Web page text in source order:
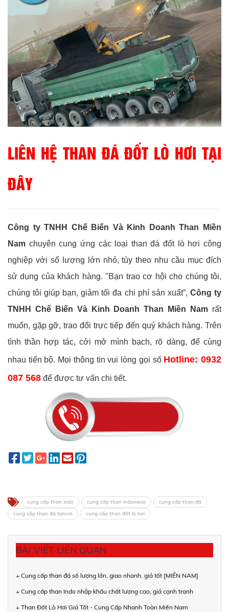
LIÊN HỆ THAN ĐÁ ĐỐT LÒ HƠI TẠI
ĐÂY
Công ty TNHH Chế Biến Và Kinh Doanh Than Miền
Nam chuyên cung ứng các loại than đá đốt lò hơi công
nghiệp với số lượng lớn nhỏ, tùy theo nhu cầu mục đích
sử dụng của khách hàng. "Bạn trao cơ hội cho chúng tôi,
chúng tôi giúp bạn, giảm tối đa chi phí sản xuất”, Công ty
TNHH Chế Biến Và Kinh Doanh Than Miền Nam rất
muốn, gặp gỡ, trao đổi trực tiếp đến quý khách hàng. Trên
tình thần hợp tác, cởi mở mình bạch, rõ dàng, để cùng
nhau tiến bộ. Mọi thông tin vui lòng gọi số Hotline: 0932
087 568 để được tư vấn chi tiết.
cung cấp than indo cung cấp than indonesia
cung cấp than đá
cung cấp than đá tphcm
cung cấp than đốt lò hơi
BÀI VIẾT LIÊN QUAN
+ Cung cấp than đá số lượng lớn, giao nhanh, giá tốt [MIỀN NAM]
+ Cung cấp than Indo nhập khẩu chất lượng cao, giá cạnh tranh
+ Than Đốt Lò Hơi Giá Tốt - Cung Cấp Nhanh Toàn Miền Nam